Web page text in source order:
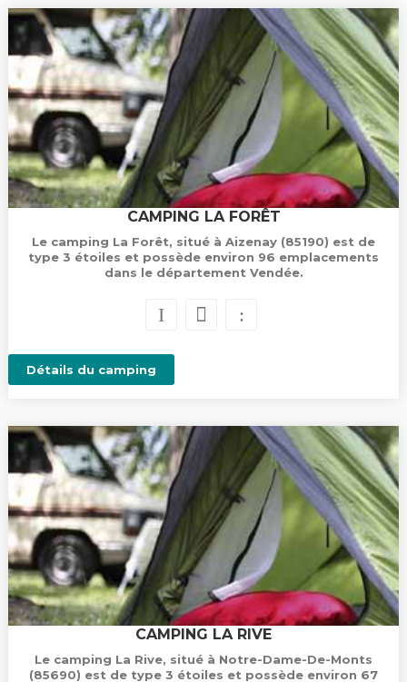
CAMPING LA FORÊT
Le camping La Forêt, situé à Aizenay (85190) est de
type 3 étoiles et possède environ 96 emplacements
dans le département Vendée.
Détails du camping
CAMPING LA RIVE
Le camping La Rive, situé à Notre-Dame-De-Monts
(85690) est de type 3 étoiles et possède environ 67